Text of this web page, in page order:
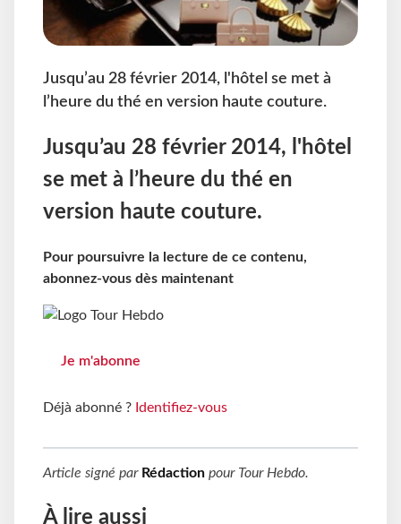
Jusqu’au 28 février 2014, l'hôtel se met à
l’heure du thé en version haute couture.
Jusqu’au 28 février 2014, l'hôtel
se met à l’heure du thé en
version haute couture.
Pour poursuivre la lecture de ce contenu,
abonnez-vous dès maintenant
Je m'abonne
Déjà abonné ? Identifiez-vous
Article signé par Rédaction pour Tour Hebdo.
À lire aussi